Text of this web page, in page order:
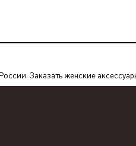
Заказать женские